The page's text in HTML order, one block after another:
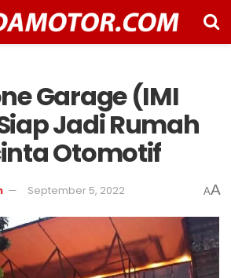
Garage (IMI
Jadi Rumah
Otomotif
September 5, 2022 AA